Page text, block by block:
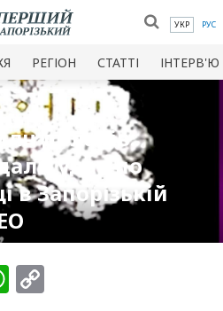
УКР РУС
РЕГІОН СТАТТІ ІНТЕРВ'Ю
доларів:
удар по
в Запорізькій
WhatsApp